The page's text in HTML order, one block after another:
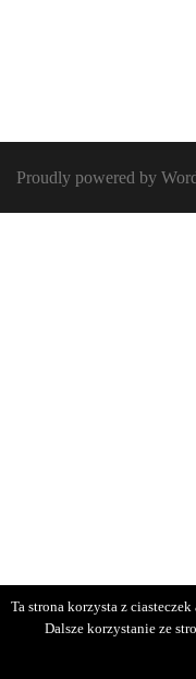
Proudly powered by
Ta strona korzysta z
Dalsze korzystanie ze